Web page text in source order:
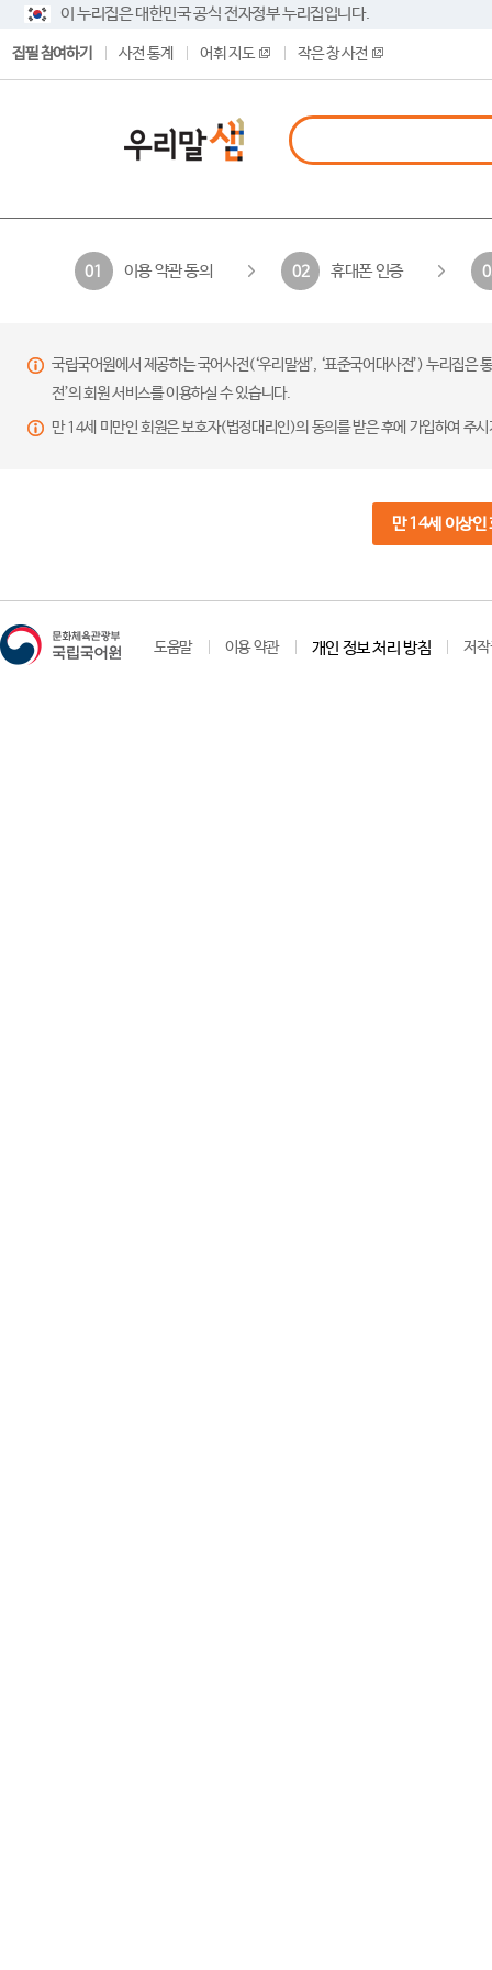
이 누리집은 대한민국 공식 전자정부 누리집입니다.
집필 참여하기 사전 통계 어휘 지도 작은 창 사전
01 이용 약관 동의 02 휴대폰 인증
국립국어원에서 제공하는 국어사전(‘우리말샘’, ‘표준국어대사전’) 누리집
전’의 회원 서비스를 이용하실 수 있습니다.
만 14세 미만인 회원은 보호자(법정대리인)의 동의를 받은 후에 가입하여 주
만 14세 이상인
도움말 이용 약관 개인 정보 처리 방침 저